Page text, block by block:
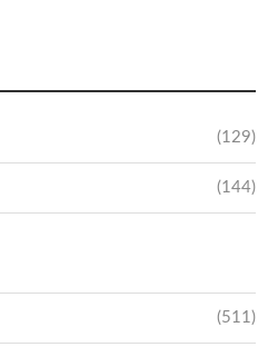
(129)
(144)
(511)